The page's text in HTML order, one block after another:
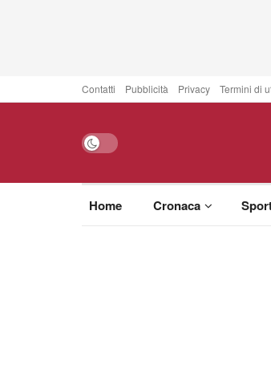
Contatti Pubblicità Privacy Termini di
Home Cronaca